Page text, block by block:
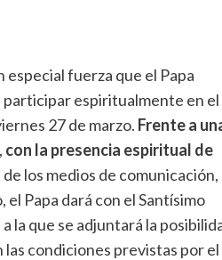
especial fuerza que el Papa
participar espiritualmente en el
27 de marzo. Frente a
, con la presencia espiritual de
los medios de comunicación,
el Papa dará con el Santísimo
a la que se adjuntará la
condiciones previstas por el